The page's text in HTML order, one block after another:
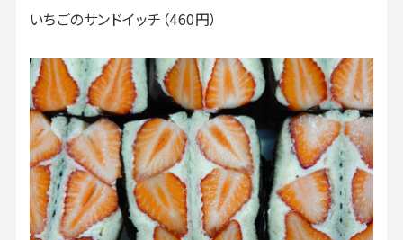
いちごのサンドイッチ（460円）